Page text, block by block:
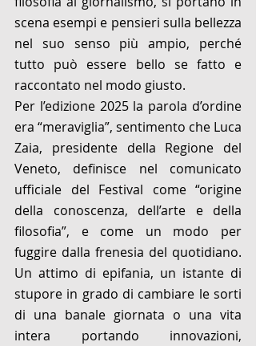
scena esempi e pensieri sulla bellezza
nel suo senso più ampio, perché
tutto può essere bello se fatto e
raccontato nel modo giusto.
Per l’edizione 2025 la parola d’ordine
era “meraviglia”, sentimento che Luca
Zaia, presidente della Regione del
Veneto, definisce nel comunicato
ufficiale del Festival come “origine
della conoscenza, dell’arte e della
filosofia”, e come un modo per
fuggire dalla frenesia del quotidiano.
Un attimo di epifania, un istante di
stupore in grado di cambiare le sorti
di una banale giornata o una vita
intera portando innovazioni,